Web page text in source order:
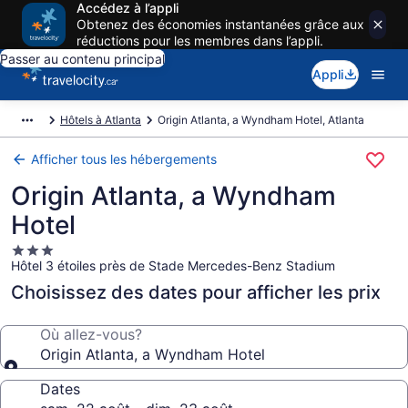
Accédez à l’appli
Obtenez des économies instantanées grâce aux
réductions pour les membres dans l’appli.
Passer au contenu principal
Appli
Hôtels à Atlanta Origin Atlanta, a Wyndham Hotel, Atlanta
Afficher tous les hébergements
Origin Atlanta, a Wyndham
Hotel
Hébergement
3.0 étoiles
Hôtel 3 étoiles près de Stade Mercedes-Benz Stadium
Choisissez des dates pour afficher les prix
Où allez-vous?
Origin Atlanta, a Wyndham Hotel
Dates